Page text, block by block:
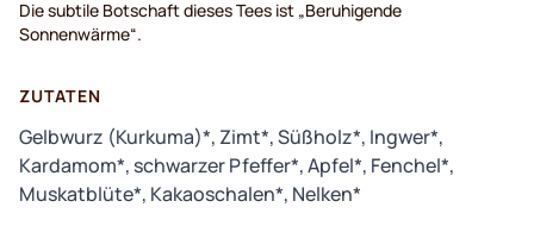
Die subtile Botschaft dieses Tees ist „Beruhigende
Sonnenwärme“.
ZUTATEN
Gelbwurz (Kurkuma)*, Zimt*, Süßholz*, Ingwer*,
Kardamom*, schwarzer Pfeffer*, Apfel*, Fenchel*,
Muskatblüte*, Kakaoschalen*, Nelken*